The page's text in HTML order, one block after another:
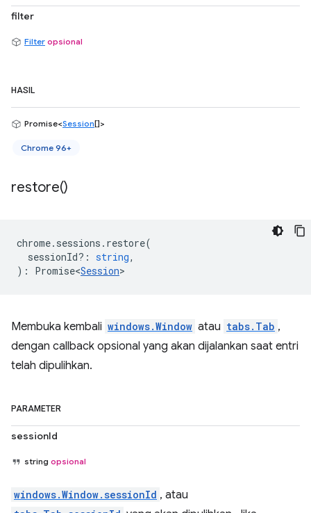
filter
Filter opsional
HASIL
Promise<Session[]>
Chrome 96+
restore()
chrome. sessions . restore(
sessionId? : string,
) : Promise<Session>
Membuka kembali windows.Window atau tabs.Tab ,
dengan callback opsional yang akan dijalankan saat entri
telah dipulihkan.
PARAMETER
sessionId
string opsional
windows.Window.sessionId , atau